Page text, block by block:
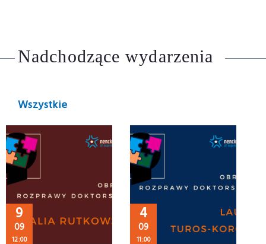
Nadchodzące wydarzenia
Wszystkie
9
09
12:00
4
09
11:00